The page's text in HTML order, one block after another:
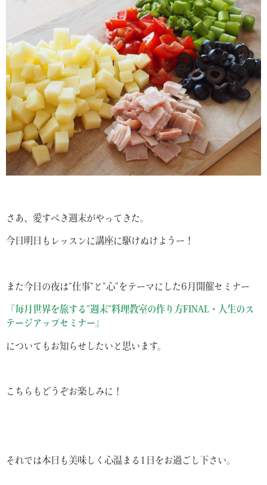
さあ、愛すべき週末がやってきた。
今日明日もレッスンに講座に駆けぬけようー！
また今日の夜は”仕事”と”心”をテーマにした6月開催セミナー
『毎月世界を旅する”週末”料理教室の作り方FINAL・人生のス
テージアップセミナー』
についてもお知らせしたいと思います。
こちらもどうぞお楽しみに！
それでは本日も美味しく心温まる1日をお過ごし下さい。